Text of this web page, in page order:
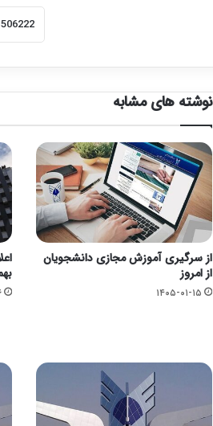
نوشته های مشابه
از سرگیری آموزش مجازی دانشجویان
از امروز
۱۴۰۵-۰۱-۱۵
بهمن